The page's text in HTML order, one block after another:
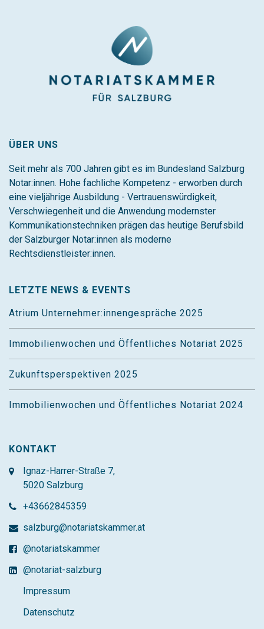
ÜBER UNS
Seit mehr als 700 Jahren gibt es im Bundesland Salzburg
Notar:innen. Hohe fachliche Kompetenz - erworben durch
eine vieljährige Ausbildung - Vertrauenswürdigkeit,
Verschwiegenheit und die Anwendung modernster
Kommunikationstechniken prägen das heutige Berufsbild
der Salzburger Notar:innen als moderne
Rechtsdienstleister:innen.
LETZTE NEWS & EVENTS
Atrium Unternehmer:innengespräche 2025
Immobilienwochen und Öffentliches Notariat 2025
Zukunftsperspektiven 2025
Immobilienwochen und Öffentliches Notariat 2024
KONTAKT
Ignaz-Harrer-Straße 7,
5020 Salzburg
+43662845359
salzburg@notariatskammer.at
@notariatskammer
@notariat-salzburg
Impressum
Datenschutz